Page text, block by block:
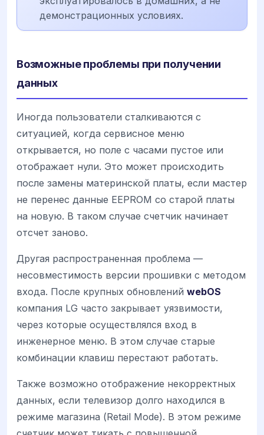
демонстрационных условиях.
Возможные проблемы при получении
данных
Иногда пользователи сталкиваются с
ситуацией, когда сервисное меню
открывается, но поле с часами пустое или
отображает нули. Это может происходить
после замены материнской платы, если мастер
не перенес данные EEPROM со старой платы
на новую. В таком случае счетчик начинает
отсчет заново.
Другая распространенная проблема —
несовместимость версии прошивки с методом
входа. После крупных обновлений webOS
компания LG часто закрывает уязвимости,
через которые осуществлялся вход в
инженерное меню. В этом случае старые
комбинации клавиш перестают работать.
Также возможно отображение некорректных
данных, если телевизор долго находился в
режиме магазина (Retail Mode). В этом режиме